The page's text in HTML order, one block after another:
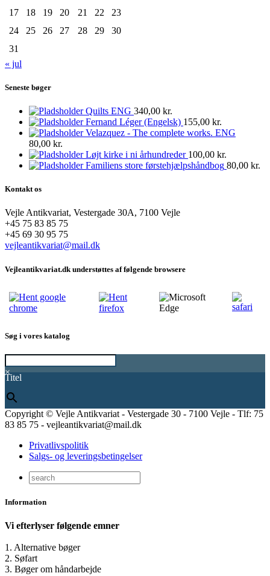
17
18 19 20 21 22
23
24
25 26 27 28 29
30
31
« jul
Seneste bøger
Quilts ENG 340,00 kr.
Fernand Léger (Engelsk) 155,00 kr.
Velazquez - The complete works. ENG
80,00 kr.
Løjt kirke i ni århundreder 100,00 kr.
Familiens store førstehjælpshåndbog 80,00 kr.
Kontakt os
Vejle Antikvariat, Vestergade 30A, 7100 Vejle
+45 75 83 85 75
+45 69 30 95 75
vejleantikvariat@mail.dk
Vejleantikvariat.dk understøttes af følgende browsere
Søg i vores katalog
×
Titel
Copyright © Vejle Antikvariat - Vestergade 30 - 7100 Vejle - Tlf: 75
83 85 75 - vejleantikvariat@mail.dk
Privatlivspolitik
Salgs- og leveringsbetingelser
Information
Vi efterlyser følgende emner
1. Alternative bøger
2. Søfart
3. Bøger om håndarbejde